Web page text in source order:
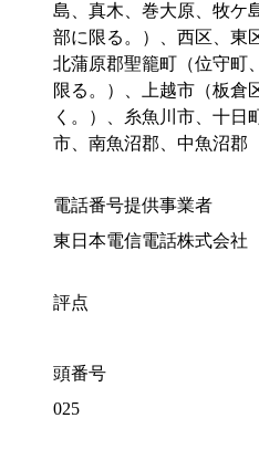
島、真木、巻大原、牧ケ
部に限る。）、西区、東
北蒲原郡聖籠町（位守町
限る。）、上越市（板倉
く。）、糸魚川市、十日
市、南魚沼郡、中魚沼郡
電話番号提供事業者
東日本電信電話株式会社
評点
頭番号
025